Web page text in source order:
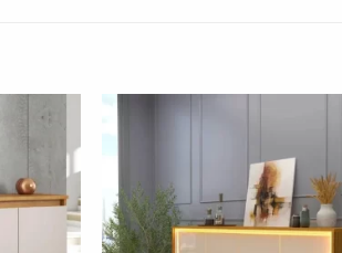
Adicionar
à lista de
à lista